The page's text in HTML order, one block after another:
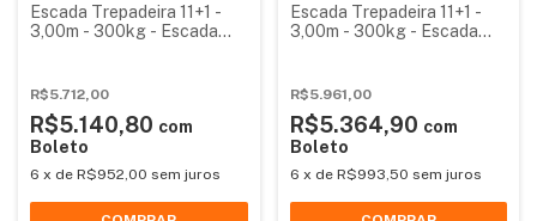
Escada Trepadeira 11+1 -
3,00m - 300kg - Escada
R$5.712,00
R$5.140,80 com
Boleto
6 x de R$952,00 sem juros
Escada Trepadeira 11+1 -
3,00m - 300kg - Escada
R$5.961,00
R$5.364,90 com
Boleto
6 x de R$993,50 sem juros